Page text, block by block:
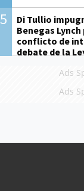
5
Di Tullio
Benegas
conflicto de
debate de la
Ads
Ads